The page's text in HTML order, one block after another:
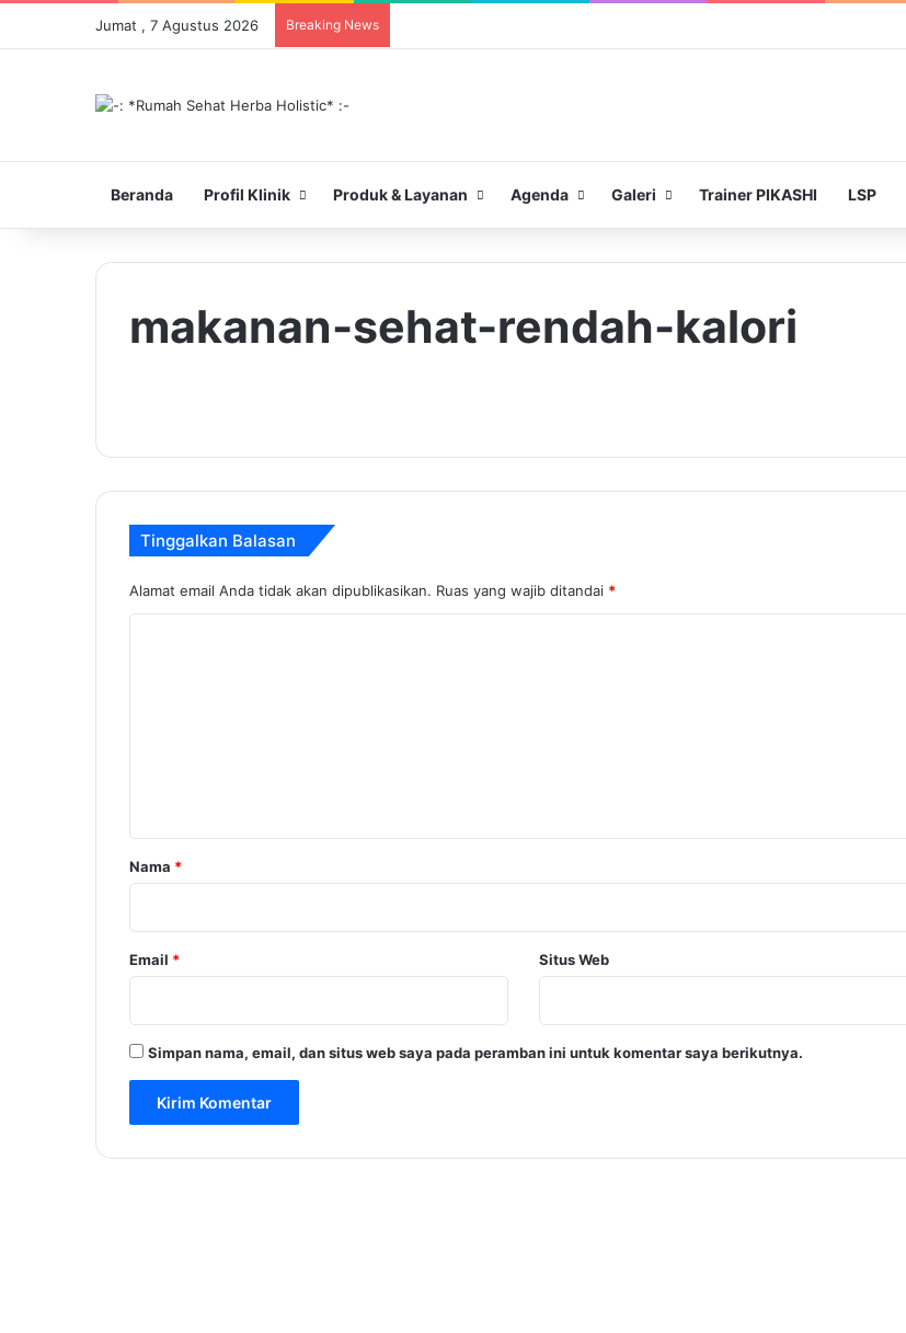
Jumat , 7 Agustus 2026 Breaking News
Beranda Profil Klinik Produk & Layanan Agenda Galeri Trainer PIKASHI LSP
makanan-sehat-rendah-kalori
Tinggalkan Balasan
Alamat email Anda tidak akan dipublikasikan. Ruas yang wajib ditandai *
rNama *
Email * Situs Web
Simpan nama, email, dan situs web saya pada peramban ini untuk komentar saya berikutnya.